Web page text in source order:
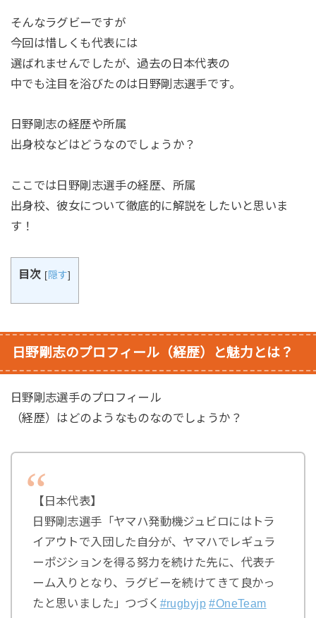
そんなラグビーですが
今回は惜しくも代表には
選ばれませんでしたが、過去の日本代表の
中でも注目を浴びたのは日野剛志選手です。
日野剛志の経歴や所属
出身校などはどうなのでしょうか？
ここでは日野剛志選手の経歴、所属
出身校、彼女について徹底的に解説をしたいと思いま
す！
目次 [隠す]
日野剛志のプロフィール（経歴）と魅力とは？
日野剛志選手のプロフィール
（経歴）はどのようなものなのでしょうか？
【日本代表】
日野剛志選手「ヤマハ発動機ジュビロにはトラ
イアウトで入団した自分が、ヤマハでレギュラ
ーポジションを得る努力を続けた先に、代表チ
ーム入りとなり、ラグビーを続けてきて良かっ
たと思いました」つづく #rugbyjp #OneTeam